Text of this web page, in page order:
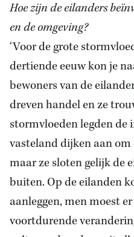
Hoe zijn de eilanders
en de omgeving?
‘Voor de grote
dertiende eeuw kon je
bewoners van de
dreven handel en ze
stormvloeden legden de
vasteland dijken aan om
maar ze sloten gelijk de
buiten. Op de eilanden
aanleggen, men moest
voortdurende